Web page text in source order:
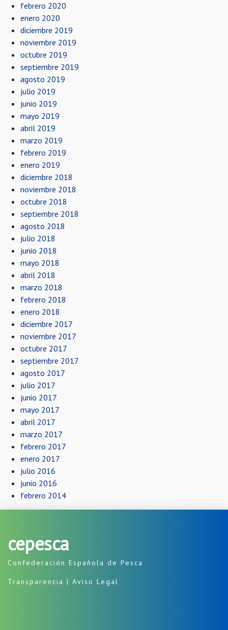
febrero 2020
enero 2020
diciembre 2019
noviembre 2019
octubre 2019
septiembre 2019
agosto 2019
julio 2019
junio 2019
mayo 2019
abril 2019
marzo 2019
febrero 2019
enero 2019
diciembre 2018
noviembre 2018
octubre 2018
septiembre 2018
agosto 2018
julio 2018
junio 2018
mayo 2018
abril 2018
marzo 2018
febrero 2018
enero 2018
diciembre 2017
noviembre 2017
octubre 2017
septiembre 2017
agosto 2017
julio 2017
junio 2017
mayo 2017
abril 2017
marzo 2017
febrero 2017
enero 2017
julio 2016
junio 2016
febrero 2014
cepesca
Confederación Española de Pesca
Transparencia | Aviso Legal